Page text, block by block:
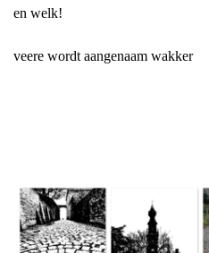
en welk!
veere wordt aangenaam wakker